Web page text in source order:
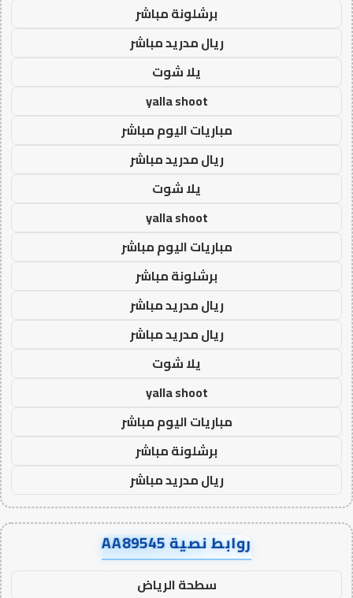
برشلونة مباشر
ريال مدريد مباشر
يلا شوت
yalla shoot
مباريات اليوم مباشر
ريال مدريد مباشر
يلا شوت
yalla shoot
مباريات اليوم مباشر
برشلونة مباشر
ريال مدريد مباشر
ريال مدريد مباشر
يلا شوت
yalla shoot
مباريات اليوم مباشر
برشلونة مباشر
ريال مدريد مباشر
روابط نصية AA89545
سطحة الرياض